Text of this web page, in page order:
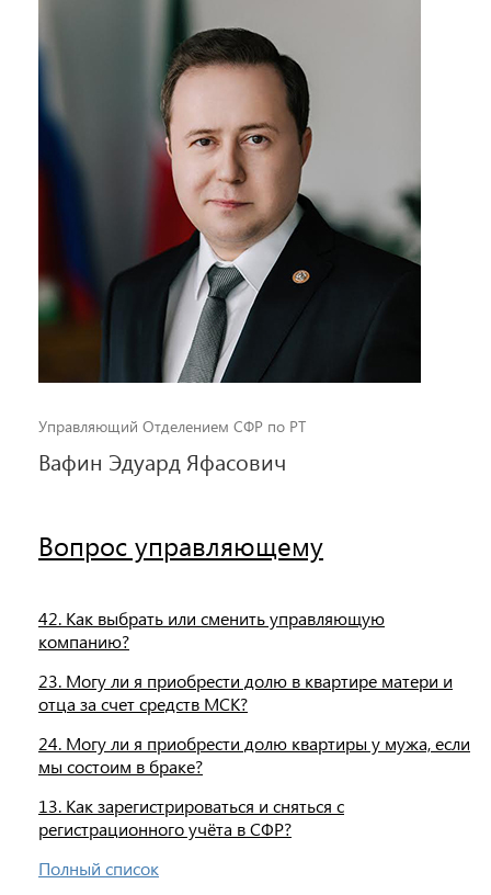
Управляющий Отделением СФР по РТ
Вафин Эдуард Яфасович
Вопрос управляющему
42. Как выбрать или сменить управляющую
компанию?
23. Могу ли я приобрести долю в квартире матери и
отца за счет средств МСК?
24. Могу ли я приобрести долю квартиры у мужа, если
мы состоим в браке?
13. Как зарегистрироваться и сняться с
регистрационного учёта в СФР?
Полный список